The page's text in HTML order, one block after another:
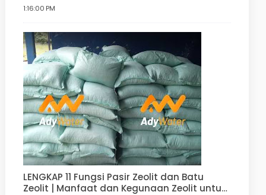
1:16:00 PM
LENGKAP 11 Fungsi Pasir Zeolit dan Batu
Zeolit | Manfaat dan Kegunaan Zeolit untuk